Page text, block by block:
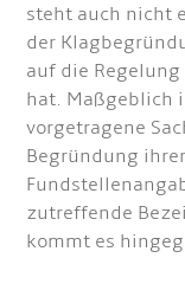
steht auch nicht
der
auf die Regelung
hat. Maßgeblich
vorgetragene
Begründung
zutreffende
kommt es